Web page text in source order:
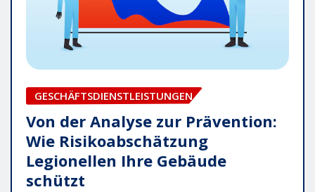
GESCHÄFTSDIENSTLEISTUNGEN
Von der Analyse zur Prävention:
Wie Risikoabschätzung
Legionellen Ihre Gebäude
schützt